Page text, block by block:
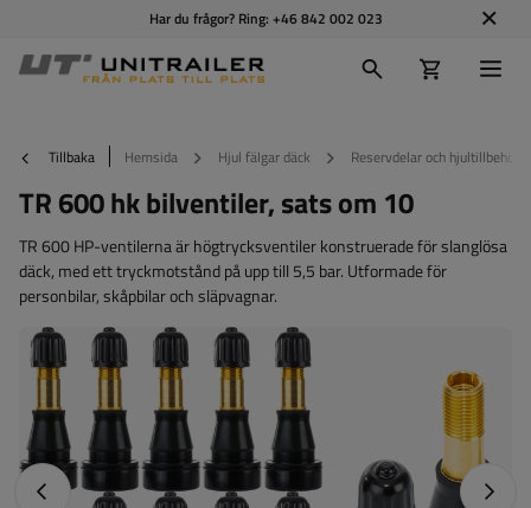
Har du frågor? Ring: +46 842 002 023
Tillbaka Hemsida Hjul fälgar däck Reservdelar och hjultillbehör
TR 600 hk bilventiler, sats om 10
TR 600 HP-ventilerna är högtrycksventiler konstruerade för slanglösa
däck, med ett tryckmotstånd på upp till 5,5 bar. Utformade för
personbilar, skåpbilar och släpvagnar.
Föregående foto Nästa